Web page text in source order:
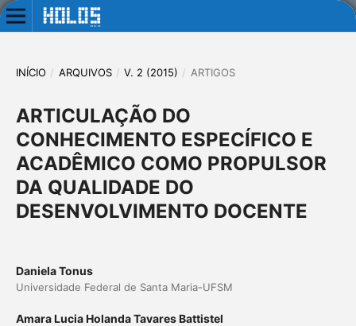
INÍCIO / ARQUIVOS / V. 2 (2015) / ARTIGOS
ARTICULAÇÃO DO
CONHECIMENTO ESPECÍFICO E
ACADÊMICO COMO PROPULSOR
DA QUALIDADE DO
DESENVOLVIMENTO DOCENTE
Daniela Tonus
Universidade Federal de Santa Maria-UFSM
Amara Lucia Holanda Tavares Battistel